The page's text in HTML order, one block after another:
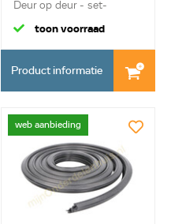
Deur op deur - set-
toon voorraad
Product informatie
web aanbieding